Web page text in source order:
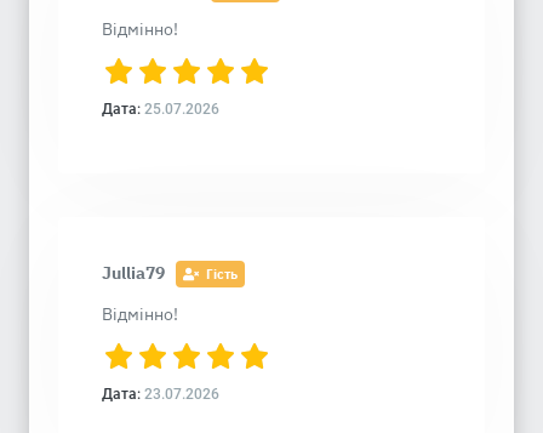
Відмінно!
Дата: 25.07.2026
Jullia79 Гість
Відмінно!
Дата: 23.07.2026